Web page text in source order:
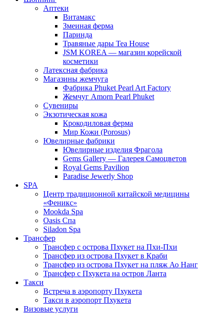
Аптеки
Витамакс
Змеиная ферма
Паринда
Травяные дары Tea House
JSM KOREA — магазин корейской
косметики
Латексная фабрика
Магазины жемчуга
Фабрика Phuket Pearl Art Factory
Жемчуг Amorn Pearl Phuket
Сувениры
Экзотическая кожа
Крокодиловая ферма
Мир Кожи (Porosus)
Ювелирные фабрики
Ювелирные изделия Фрагола
Gems Gallery — Галерея Самоцветов
Royal Gems Pavilion
Paradise Jewerly Shop
SPA
Центр традиционной китайской медицины
«Феникс»
Mookda Spa
Oasis Спа
Siladon Spa
Трансфер
Трансфер с острова Пхукет на Пхи-Пхи
Трансфер из острова Пхукет в Краби
Трансфер из острова Пхукет на пляж Ао Нанг
Трансфер с Пхукета на остров Ланта
Такси
Встреча в аэропорту Пхукета
Такси в аэропорт Пхукета
Визовые услуги